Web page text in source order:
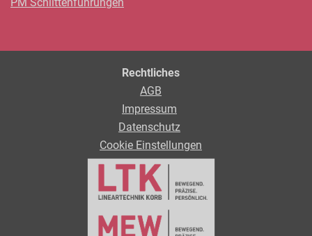
Rechtliches
AGB
Impressum
Datenschutz
Cookie Einstellungen